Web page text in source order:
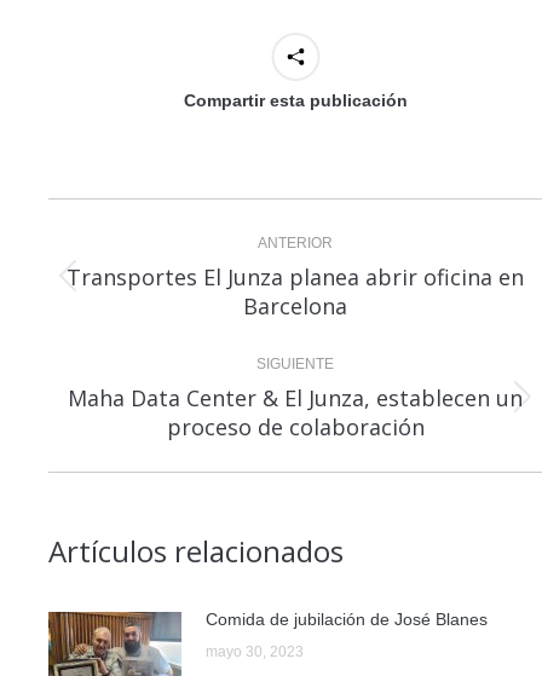
Compartir esta publicación
Navegación
entre
publicaciones
ANTERIOR
Publicación
anterior:
Transportes El Junza planea abrir oficina en
Barcelona
SIGUIENTE
Publicación
siguiente:
Maha Data Center & El Junza, establecen un
proceso de colaboración
Artículos relacionados
Comida de jubilación de José Blanes
mayo 30, 2023